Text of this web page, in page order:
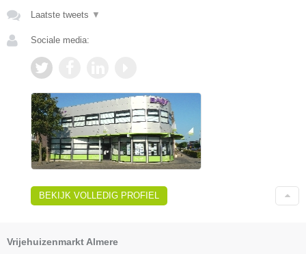
Laatste tweets ▼
Sociale media:
BEKIJK VOLLEDIG PROFIEL
Vrijehuizenmarkt Almere